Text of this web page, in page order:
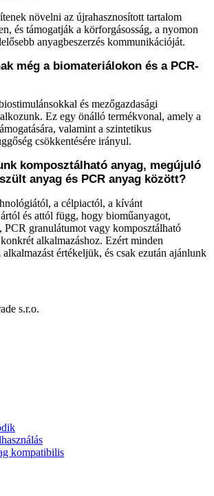
növelni az újrahasznosított tartalom
és támogatják a körforgásosság, a nyomon
anyagbeszerzés kommunikációját.
még a biomateriálokon és a PCR-
és mezőgazdasági
Ez egy önálló termékvonal, amely a
valamint a szintetikus
csökkentésére irányul.
komposztálható anyag, megújuló
anyag és PCR anyag között?
a célpiactól, a kívánt
és attól függ, hogy bioműanyagot,
PCR granulátumot vagy komposztálható
alkalmazáshoz. Ezért minden
értékeljük, és csak ezután ajánlunk
s.r.o.
kompatibilis